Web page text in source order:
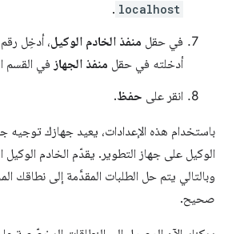
localhost
.
في حقل منفذ الخادم الوكيل، أدخِل رقم
أدخلته في حقل منفذ الجهاز في القسم
انقر على حفظ.
باستخدام هذه الإعدادات، يعيد جهازك توجيه
الوكيل على جهاز التطوير. يقدّم الخادم الوكيل
وبالتالي يتم حل الطلبات المقدَّمة إلى
صحيح.